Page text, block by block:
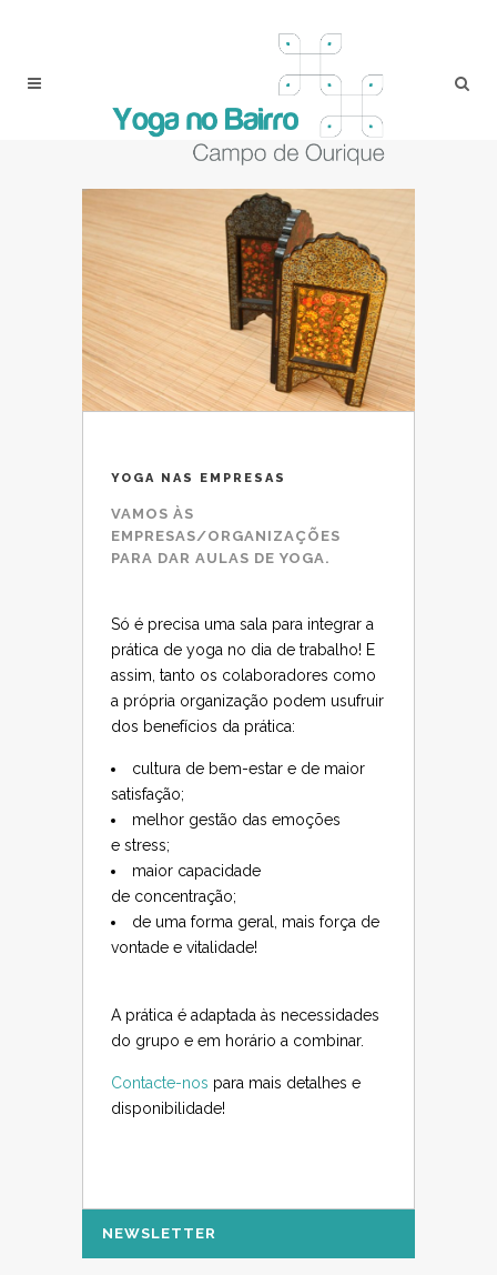
YOGA NAS EMPRESAS
VAMOS ÀS
EMPRESAS/ORGANIZAÇÕES
PARA DAR AULAS DE YOGA.
Só é precisa uma sala para integrar a
prática de yoga no dia de trabalho! E
assim, tanto os colaboradores como
a própria organização podem usufruir
dos benefícios da prática:
cultura de bem-estar e de maior
satisfação;
melhor gestão das emoções
e stress;
maior capacidade
de concentração;
de uma forma geral, mais força de
vontade e vitalidade!
A prática é adaptada às necessidades
do grupo e em horário a combinar.
Contacte-nos para mais detalhes e
disponibilidade!
NEWSLETTER